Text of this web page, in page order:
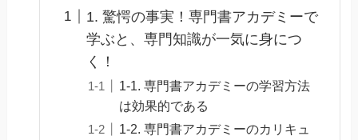
1. 驚愕の事実！専門書アカデミーで
学ぶと、専門知識が一気に身につ
く！
1-1. 専門書アカデミーの学習方法
は効果的である
1-2. 専門書アカデミーのカリキュ